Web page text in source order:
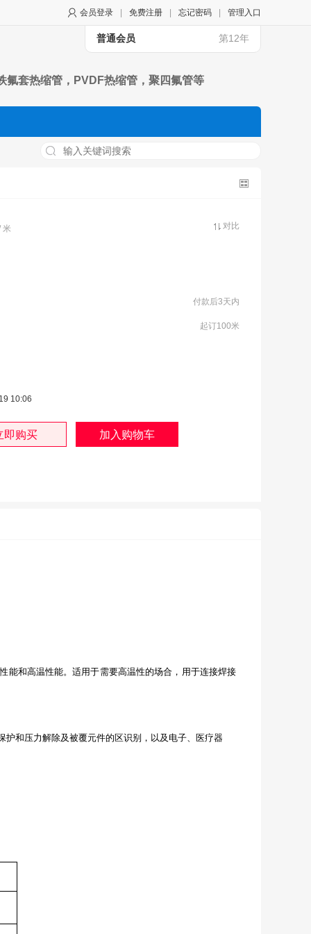
会员登录 免费注册 忘记密码 管理入口
普通会员 第12年
氟套热缩管，PVDF热缩管，聚四氟管等
米 对比
付款后3天内
起订100米
10:06
能和高温性能。适用于需要高温性的场合，用于连接焊接
和压力解除及被覆元件的区识别，以及电子、医疗器